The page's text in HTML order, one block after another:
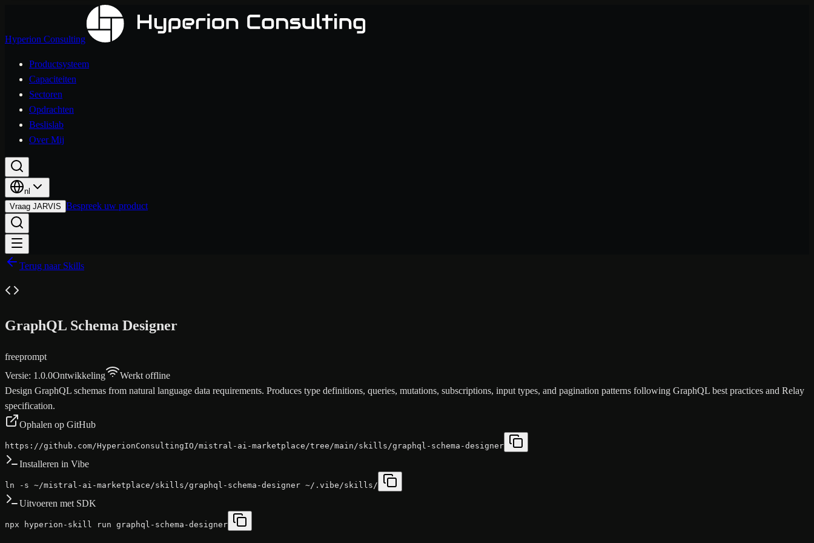
Hyperion Consulting
Productsysteem
Capaciteiten
Sectoren
Opdrachten
Beslislab
Over Mij
nl
Vraag JARVIS Bespreek uw product
Terug naar Skills
GraphQL Schema Designer
freeprompt
Versie: 1.0.0Ontwikkeling
Werkt offline
Design GraphQL schemas from natural language data requirements. Produces type definitions, queries, mutations, subscriptions, input types, and pagination patterns following GraphQL best practices and Relay
specification.
Ophalen op GitHub
https://github.com/HyperionConsultingIO/mistral-ai-marketplace/tree/main/skills/graphql-schema-designer
Installeren in Vibe
ln -s ~/mistral-ai-marketplace/skills/graphql-schema-designer ~/.vibe/skills/
Uitvoeren met SDK
npx hyperion-skill run graphql-schema-designer